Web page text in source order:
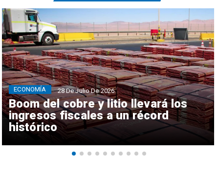
Boom del cobre y litio llevará los
ingresos fiscales a un récord
histórico
ECONOMÍA 28 De Julio De 2026